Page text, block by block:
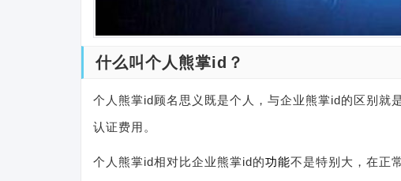
什么叫个人熊掌id？
个人熊掌id顾名思义既是个人，与企业熊掌id的区别就
认证费用。
个人熊掌id相对比企业熊掌id的功能不是特别大，在正